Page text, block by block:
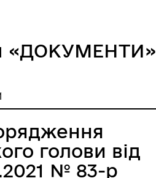
«ДОКУМЕНТИ»
голови від
№ 83-р